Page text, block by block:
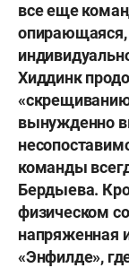
все еще
опирающаяся,
Хиддинк
«скрещиванию
вынужденно
команды
Бердыева.
физическом
напряженная
«Энфилде»,